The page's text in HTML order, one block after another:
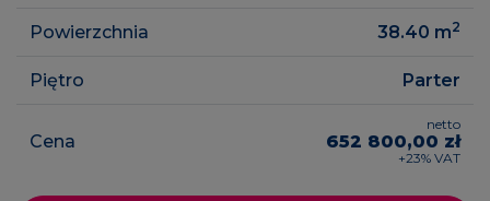
Powierzchnia 38.40 m2
Piętro Parter
Cena
netto
652 800,00 zł
+23% VAT